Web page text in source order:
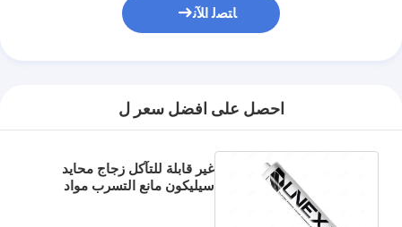
ﺎﺘﺼﻟ ﺍﻶﻧ
احصل على افضل سعر ل
غير قابلة للتآكل زجاج محايد
سيليكون مانع التسرب مواد